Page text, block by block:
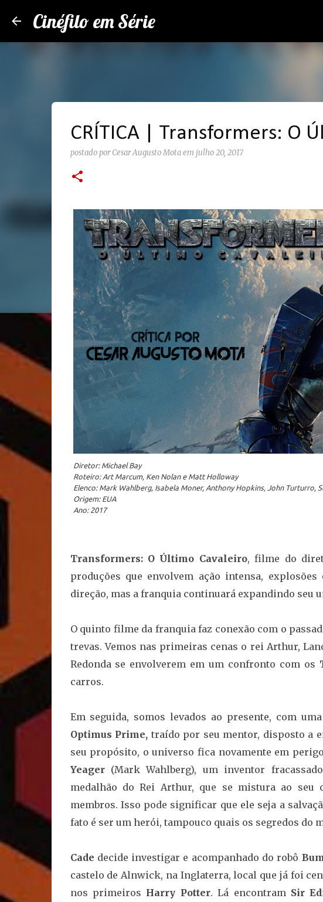
Cinéfilo em Série
CRÍTICA | Transformers: O
postado porCesar Augusto Mota em julho 20, 2017
Diretor: Michael Bay
Roteiro: Art Marcum, Ken Nolan e Matt Holloway
Elenco: Mark Wahlberg, Isabela Moner, Anthony Hopkins, John Turturro,
Origem: EUA
Ano: 2017
Transformers: O Último Cavaleiro, filme do
produções que envolvem ação intensa,
direção, mas a franquia continuará expandindo seu
O quinto filme da franquia faz conexão com o
trevas. Vemos nas primeiras cenas o rei Arthur,
Redonda se envolverem em um confronto com os
carros.
Em seguida, somos levados ao presente, com
Optimus Prime, traído por seu mentor, disposto a
seu propósito, o universo fica novamente em
Yeager (Mark Wahlberg), um inventor
medalhão do Rei Arthur, que se mistura ao seu
membros. Isso pode significar que ele seja a
fato é ser um herói, tampouco quais os segredos do
Cade decide investigar e acompanhado do robô
castelo de Alnwick, na Inglaterra, local que já foi
nos primeiros Harry Potter. Lá encontram Sir